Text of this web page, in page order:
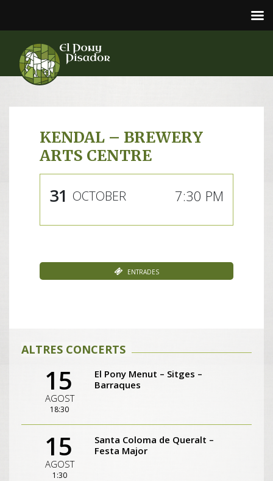
KENDAL – BREWERY
ARTS CENTRE
31 OCTOBER 7:30 PM
Entrades
ALTRES CONCERTS
15
AGOST
18:30
El Pony Menut – Sitges –
Barraques
15
AGOST
1:30
Santa Coloma de Queralt –
Festa Major